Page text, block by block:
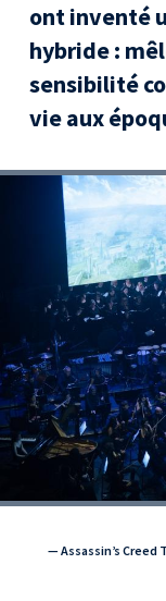
ont inventé
hybride :
sensibilité
vie aux
— Assassin’s Creed